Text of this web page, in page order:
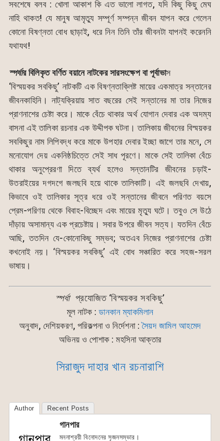
সবশেষে বলব : খোলা আকাশ কি এত ভালো লাগত, যদি কিছু কিছু মেঘ
নাহি থাকত! যে মানুষ আমৃত্যু সম্পূর্ণ সম্পন্ন জীবন যাপন করে গেলেন
কোনো বিষণ্নতা বোধ ছাড়াই, ধরে নিন তিনি তাঁর জীবনটা যাপনই করেননি
যথাযথ!
স্পর্ধার বিলিকৃত বর্ণিত বয়ানে নাটকের সারসংক্ষেপ বা পূর্বাভাস
‘বিস্ময়কর সবকিছু’ নাটকটি এক বিষণ্নতাক্লিষ্ট মায়ের একমাত্র সন্তানের
জীবনকাহিনি। নাট্যক্রিয়ায় সাত বছরের সেই সন্তানের মা তার নিজের
প্রাণনাশের চেষ্টা করে। মাকে বেঁচে থাকার অর্থ যোগান দেবার এক অদম্য
বাসনা এই তালিকা রচনার এক উদ্দীপক ঘটনা। তালিকায় জীবনের বিস্ময়কর
সবকিছুর নাম লিপিবদ্ধ করে মাকে উপহার দেবার ইচ্ছা জাগে তার মনে, সে
মনোযোগ দেয় একনিষ্ঠচিত্তে সেই সাধ পূরণে। মাকে সেই তালিকা বেঁচে
থাকার অনুপ্রেরণা দিতে ব্যর্থ হলেও সন্তানটির জীবনের চড়াই-
উতরাইয়ের দগদগে জলছবি হয়ে থাকে তালিকাটি। এই জলছবি দেখায়,
কিভাবে ওই তালিকার সূত্র ধরে ওই সন্তানের জীবনে পরিণত বয়সে
প্রেম-পরিণয় থেকে বিবাহ-বিচ্ছেদ এবং মায়ের মৃত্যু ঘটে। তবুও সে উঠে
দাঁড়ায় অসামান্য এক প্রচেষ্টায়। সবার উপরে জীবন সত্য। যতদিন বেঁচে
আছি, ততদিন যে-কোনোকিছু সম্ভব; অতএব নিজের প্রাণনাশের চেষ্টা
কখনোই নয়। ‘বিস্ময়কর সবকিছু’ এই বোধ সঞ্চারিত করে সহজ-সরল
ভাষায়।
স্পর্ধা প্রযোজিত ‘বিস্ময়কর সবকিছু’
মূল নাটক : ডানকান ম্যাকমিলান
অনুবাদ, দেশিয়করণ, পরিকল্পনা ও নির্দেশনা :সৈয়দ জামিল আহমেদ
অভিনয় ও পোশাক : মহসিনা আক্তার
সিরাজুদ দাহার খান রচনারাশি
Author Recent Posts
গানপার
মননাশ্রয়ী বিনোদনের সৃজনসম্ভার।